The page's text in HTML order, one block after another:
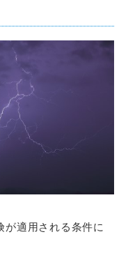
が適用される条件に